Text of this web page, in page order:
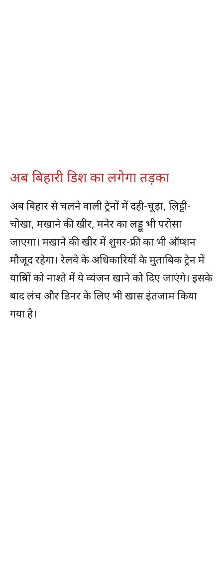
अब बिहारी डिश का लगेगा तड़का
अब बिहार से चलने वाली ट्रेनों में दही-चूड़ा, लिट्टी-
चोखा, मखाने की खीर, मनेर का लड्डू भी परोसा
जाएगा। मखाने की खीर में शुगर-फ्री का भी ऑप्शन
मौजूद रहेगा। रेलवे के अधिकारियों के मुताबिक ट्रेन में
यात्रियों को नाश्ते में ये व्यंजन खाने को दिए जाएंगे। इसके
बाद लंच और डिनर के लिए भी खास इंतजाम किया
गया है।